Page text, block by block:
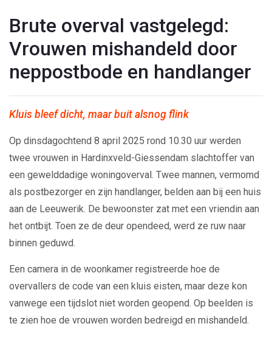
Brute overval vastgelegd:
Vrouwen mishandeld door
neppostbode en handlanger
Kluis bleef dicht, maar buit alsnog flink
Op dinsdagochtend 8 april 2025 rond 10.30 uur werden
twee vrouwen in Hardinxveld-Giessendam slachtoffer van
een gewelddadige woningoverval. Twee mannen, vermomd
als postbezorger en zijn handlanger, belden aan bij een huis
aan de Leeuwerik. De bewoonster zat met een vriendin aan
het ontbijt. Toen ze de deur opendeed, werd ze ruw naar
binnen geduwd.
Een camera in de woonkamer registreerde hoe de
overvallers de code van een kluis eisten, maar deze kon
vanwege een tijdslot niet worden geopend. Op beelden is
te zien hoe de vrouwen worden bedreigd en mishandeld.